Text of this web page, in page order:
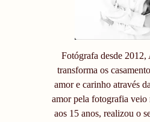
Fotógrafa desde
transforma os
amor e carinho através
amor pela fotografia veio
aos 15 anos, realizou o